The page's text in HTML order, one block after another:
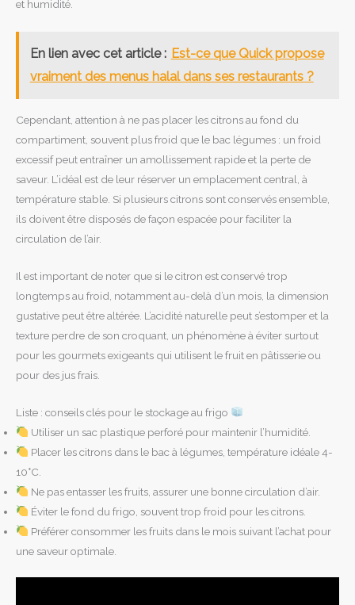
et humidité.
En lien avec cet article : Est-ce que Quick propose
vraiment des menus halal dans ses restaurants ?
Cependant, attention à ne pas placer les citrons au fond du
compartiment, souvent plus froid que le bac légumes : un froid
excessif peut entraîner un amollissement rapide et la perte de
saveur. L’idéal est de leur réserver un emplacement central, à
température stable. Si plusieurs citrons sont conservés ensemble,
ils doivent être disposés de façon espacée pour faciliter la
circulation de l’air.
Il est important de noter que si le citron est conservé trop
longtemps au froid, notamment au-delà d’un mois, la dimension
gustative peut être altérée. L’acidité naturelle peut s’estomper et la
texture perdre de son croquant, un phénomène à éviter surtout
pour les gourmets exigeants qui utilisent le fruit en pâtisserie ou
pour des jus frais.
Liste : conseils clés pour le stockage au frigo
Utiliser un sac plastique perforé pour maintenir l’humidité.
Placer les citrons dans le bac à légumes, température idéale 4-
10°C.
Ne pas entasser les fruits, assurer une bonne circulation d’air.
Éviter le fond du frigo, souvent trop froid pour les citrons.
Préférer consommer les fruits dans le mois suivant l’achat pour
une saveur optimale.